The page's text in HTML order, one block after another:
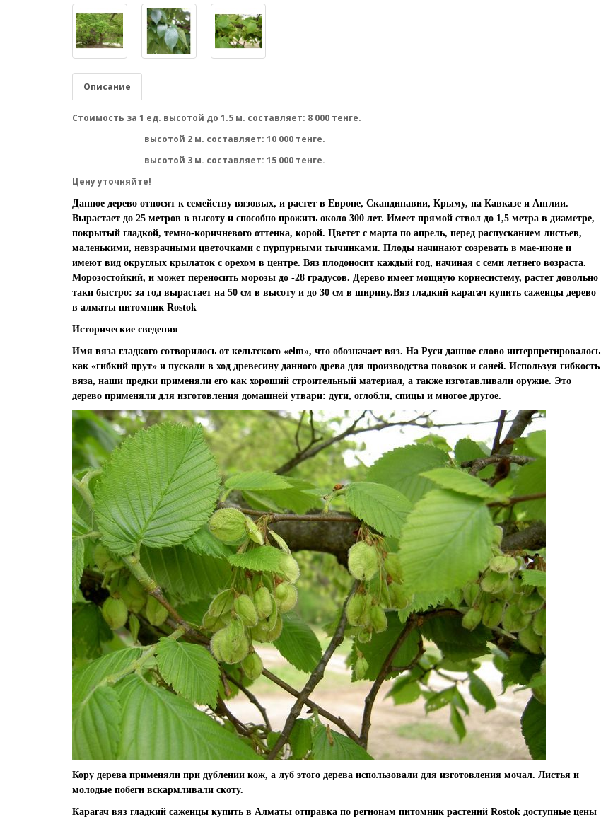
Описание
Стоимость за 1 ед. высотой до 1.5 м. составляет: 8 000 тенге.
высотой 2 м. составляет: 10 000 тенге.
высотой 3 м. составляет: 15 000 тенге.
Цену уточняйте!
Данное дерево относят к семейству вязовых, и растет в Европе, Скандинавии, Крыму, на Кавказе и Англии.
Вырастает до 25 метров в высоту и способно прожить около 300 лет. Имеет прямой ствол до 1,5 метра в диаметре,
покрытый гладкой, темно-коричневого оттенка, корой. Цветет с марта по апрель, перед распусканием листьев,
маленькими, невзрачными цветочками с пурпурными тычинками. Плоды начинают созревать в мае-июне и
имеют вид округлых крылаток с орехом в центре. Вяз плодоносит каждый год, начиная с семи летнего возраста.
Морозостойкий, и может переносить морозы до -28 градусов. Дерево имеет мощную корнесистему, растет довольно
таки быстро: за год вырастает на 50 см в высоту и до 30 см в ширину.Вяз гладкий карагач купить саженцы дерево
в алматы питомник Rostok
Исторические сведения
Имя вяза гладкого сотворилось от кельтского «elm», что обозначает вяз. На Руси данное слово интерпретировалось
как «гибкий прут» и пускали в ход древесину данного древа для производства повозок и саней. Используя гибкость
вяза, наши предки применяли его как хороший строительный материал, а также изготавливали оружие. Это
дерево применяли для изготовления домашней утвари: дуги, оглобли, спицы и многое другое.
Кору дерева применяли при дублении кож, а луб этого дерева использовали для изготовления мочал. Листья и
молодые побеги вскармливали скоту.
Карагач вяз гладкий саженцы купить в Алматы отправка по регионам питомник растений Rostok доступные цены